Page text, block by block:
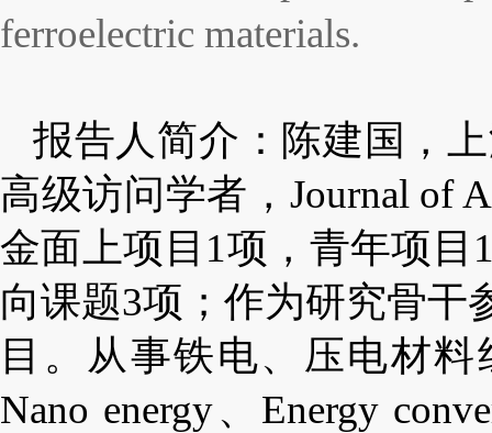
ferroelectric materials.
报告人简介：陈建国，
高级访问学者， Journal of
金面上项目 1项，青年项目
向课题3项；作为研究骨干
目。从事铁电、压电材
Nano energy、 Energy